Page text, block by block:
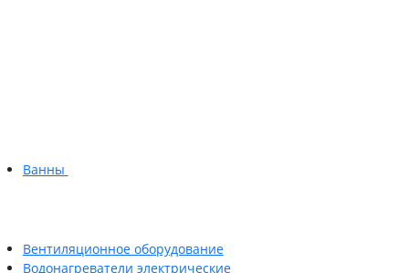
Ванны
Вентиляционное оборудование
Водонагреватели электрические